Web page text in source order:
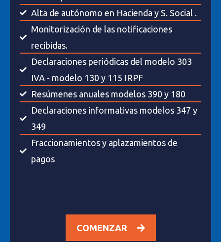
Alta de autónomo en Hacienda y S. Social .
Monitorización de las notificaciones
recibidas.
Declaraciones periódicas del modelo 303
IVA - modelo 130 y 115 IRPF
Resúmenes anuales modelos 390 y 180
Declaraciones informativas modelos 347 y
349
Fraccionamientos y aplazamientos de
pagos
COMENZAR